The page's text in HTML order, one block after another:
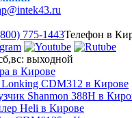
775-1443Телефон в
выходной